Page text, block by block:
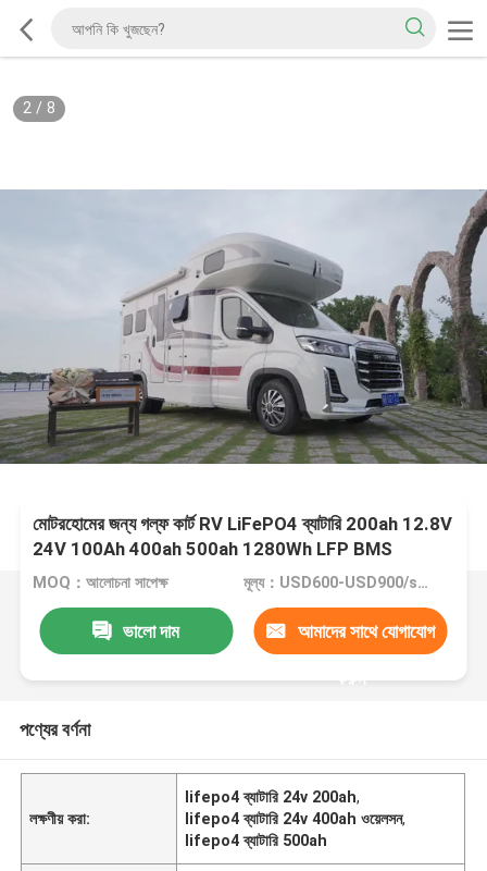
2/ 8
মোটরহোমের জন্য গল্ফ কার্ট RV LiFePO4 ব্যাটারি 200ah 12.8V
24V 100Ah 400ah 500ah 1280Wh LFP BMS
MOQ：আলোচনা সাপেক্ষ মূল্য：USD600-USD900/set
ভালো দাম আমাদের সাথে যোগাযোগ
করুন
পণ্যের বর্ণনা
লক্ষণীয় করা:
lifepo4 ব্যাটারি 24v 200ah,
lifepo4 ব্যাটারি 24v 400ah ওয়েলসন,
lifepo4 ব্যাটারি 500ah